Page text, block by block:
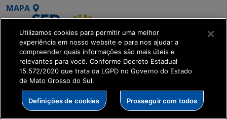
MAPA
SETDIG | Secretaria-
Executiva de
Transformação Digital
Utilizamos cookies para permitir uma melhor
experiência em nosso website e para nos ajudar a
compreender quais informações são mais úteis e
relevantes para você. Conforme Decreto Estadual
15.572/2020 que trata da LGPD no Governo do Estado
de Mato Grosso do Sul.
Definições de cookies Prosseguir com todos